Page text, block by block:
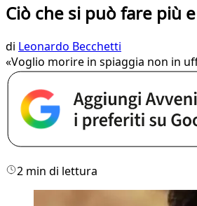
Ciò che si può fare più
di Leonardo Becchetti
«Voglio morire in spiaggia non in
2 min di lettura